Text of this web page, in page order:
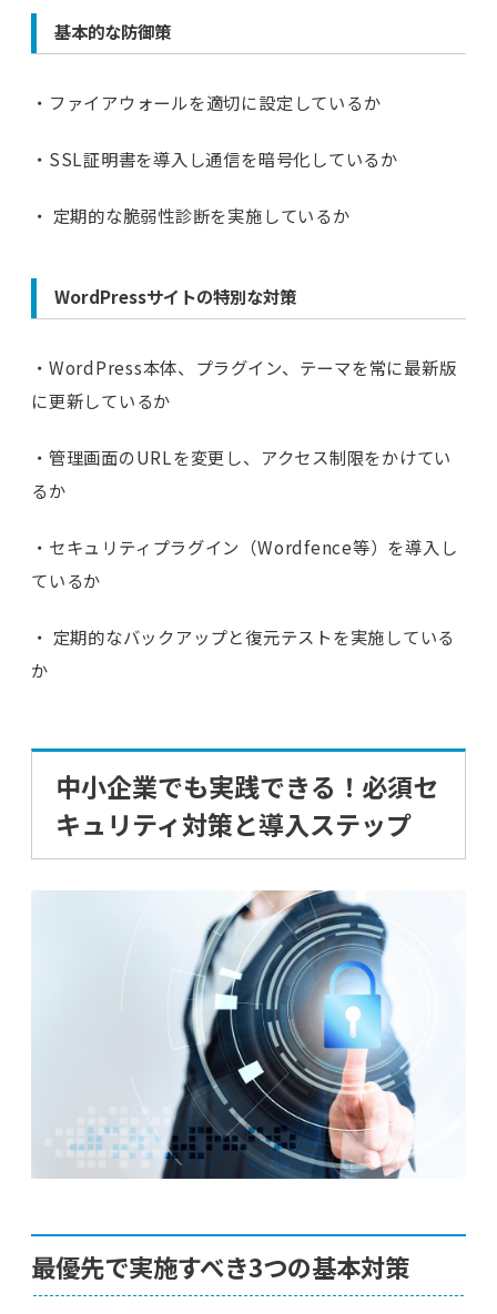
基本的な防御策
・ファイアウォールを適切に設定しているか
・SSL証明書を導入し通信を暗号化しているか
・ 定期的な脆弱性診断を実施しているか
WordPressサイトの特別な対策
・WordPress本体、プラグイン、テーマを常に最新版
に更新しているか
・管理画面のURLを変更し、アクセス制限をかけてい
るか
・セキュリティプラグイン（Wordfence等）を導入し
ているか
・ 定期的なバックアップと復元テストを実施している
か
中小企業でも実践できる！必須セ
キュリティ対策と導入ステップ
最優先で実施すべき3つの基本対策